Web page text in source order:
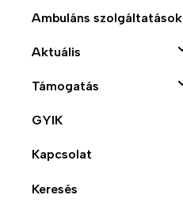
Bemutatkozunk
Munkatársaink
SHEA - Fenntartónk
Történetek a házból
Galéria
Videók
Ambuláns szolgáltatások
Aktuális
Híreink
Blog
Hírlevél
Állásajánlatok
Támogatás
Támogatási
GYIK
Kapcsolat
Keresés